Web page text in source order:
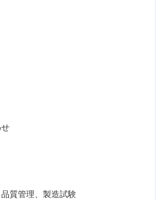
質管理、製造試験